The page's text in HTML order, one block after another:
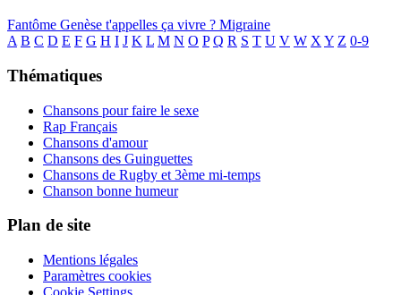
Fantôme Genèse t'appelles ça vivre ? Migraine
A B C D E F G H I J K L M N O P Q R S T U V W X Y Z 0-9
Thématiques
Chansons pour faire le sexe
Rap Français
Chansons d'amour
Chansons des Guinguettes
Chansons de Rugby et 3ème mi-temps
Chanson bonne humeur
Plan de site
Mentions légales
Paramètres cookies